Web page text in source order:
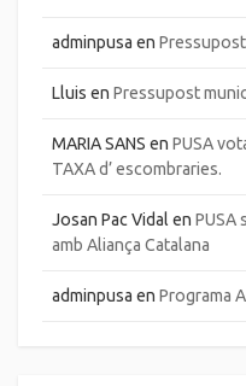
adminpusa en
Lluis en Pressupost
MARIA SANS en PUSA
TAXA d’ escombraries.
Josan Pac Vidal en PUSA
amb Aliança Catalana
adminpusa en Programa